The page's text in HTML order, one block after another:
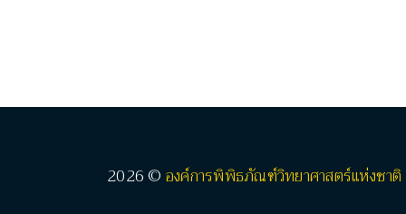
2026 © องค์การพิพิธภัณฑ์วิทยาศาสตร์แห่งชาติ